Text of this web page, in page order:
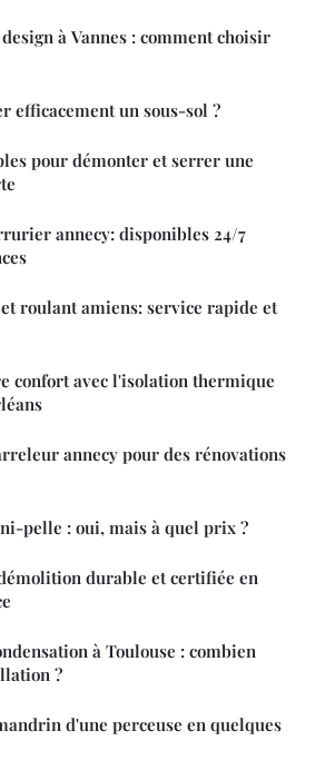
à Vannes : comment choisir
efficacement un sous-sol ?
pour démonter et serrer une
annecy: disponibles 24/7
roulant amiens: service rapide et
confort avec l'isolation thermique
annecy pour des rénovations
pelle : oui, mais à quel prix ?
durable et certifiée en
à Toulouse : combien
?
d'une perceuse en quelques